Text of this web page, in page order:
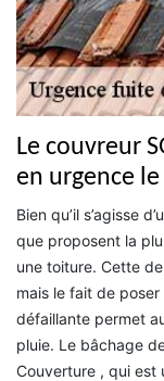
Le couvreur
en urgence
Bien qu’il s’agisse
que proposent la
une toiture. Cette
mais le fait de
défaillante permet
pluie. Le bâchage
Couverture , qui est